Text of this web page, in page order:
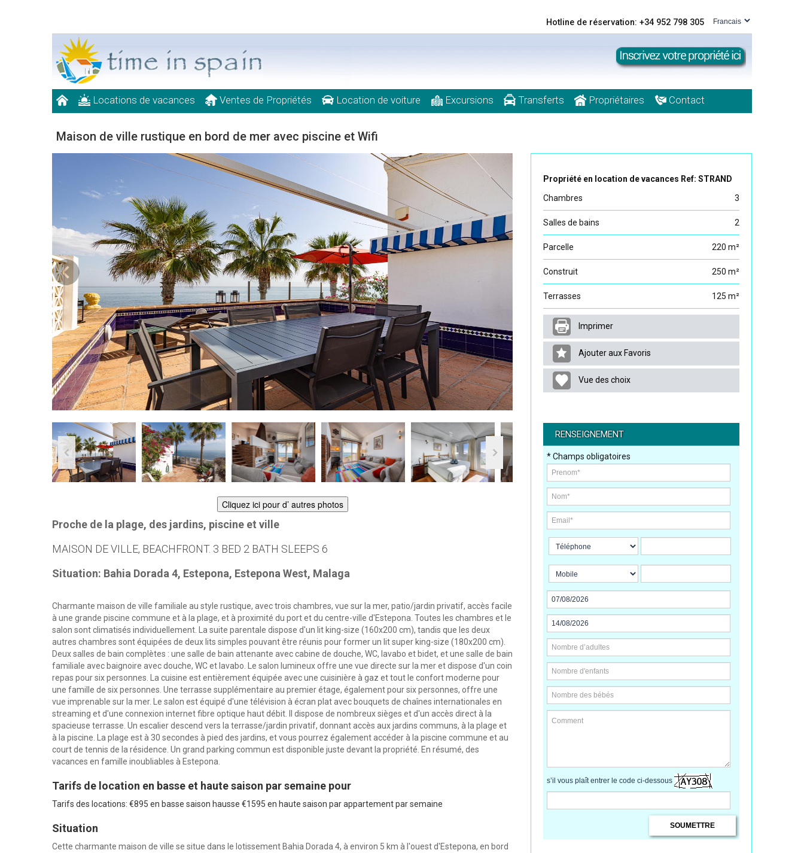
Hotline de réservation: +34 952 798 305
Locations de vacances Ventes de Propriétés Location de voiture Excursions Transferts Propriétaires Contact
Maison de ville rustique en bord de mer avec piscine et Wifi
Cliquez ici pour d’ autres photos
Proche de la plage, des jardins, piscine et ville
MAISON DE VILLE, BEACHFRONT. 3 BED 2 BATH SLEEPS 6
Situation: Bahia Dorada 4, Estepona, Estepona West, Malaga
Charmante maison de ville familiale au style rustique, avec trois chambres, vue sur la mer, patio/jardin privatif, accès facile
à une grande piscine commune et à la plage, et à proximité du port et du centre-ville d'Estepona. Toutes les chambres et le
salon sont climatisés individuellement. La suite parentale dispose d'un lit king-size (160x200 cm), tandis que les deux
autres chambres sont équipées de deux lits simples pouvant être réunis pour former un lit super king-size (180x200 cm).
Deux salles de bain complètes : une salle de bain attenante avec cabine de douche, WC, lavabo et bidet, et une salle de bain
familiale avec baignoire avec douche, WC et lavabo. Le salon lumineux offre une vue directe sur la mer et dispose d'un coin
repas pour six personnes. La cuisine est entièrement équipée avec une cuisinière à gaz et tout le confort moderne pour
une famille de six personnes. Une terrasse supplémentaire au premier étage, également pour six personnes, offre une
vue imprenable sur la mer. Le salon est équipé d'une télévision à écran plat avec bouquets de chaînes internationales en
streaming et d'une connexion internet fibre optique haut débit. Il dispose de nombreux sièges et d'un accès direct à la
spacieuse terrasse. Un escalier descend vers la terrasse/jardin privatif, donnant accès aux jardins communs, à la plage et
à la piscine. La plage est à 30 secondes à pied des jardins, et vous pourrez également accéder à la piscine commune et au
court de tennis de la résidence. Un grand parking commun est disponible juste devant la propriété. En résumé, des
vacances en famille inoubliables à Estepona.
Tarifs de location en basse et haute saison par semaine pour
Tarifs des locations: €895 en basse saison hausse €1595 en haute saison par appartement par semaine
Situation
Cette charmante maison de ville se situe dans le lotissement Bahia Dorada 4, à environ 5 km à l'ouest d'Estepona, en bord
Propriété en location de vacances Ref: STRAND
Chambres
3
Salles de bains 2
Parcelle 220 m²
Construit 250 m²
Terrasses 125 m²
Imprimer
Ajouter aux Favoris
Vue des choix
RENSEIGNEMENT
* Champs obligatoires
s’il vous plaît entrer le code ci-dessous